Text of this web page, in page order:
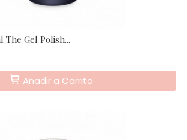
The Gel Polish...
Añadir a Carrito